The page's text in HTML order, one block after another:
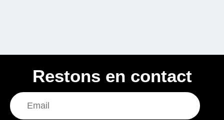
Restons en contact